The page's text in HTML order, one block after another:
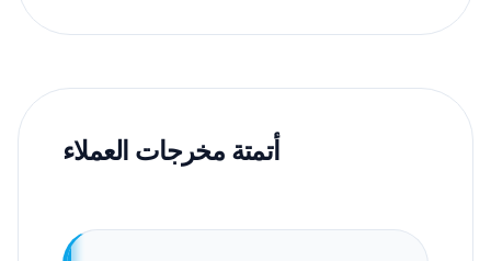
أتمتة مخرجات العملاء